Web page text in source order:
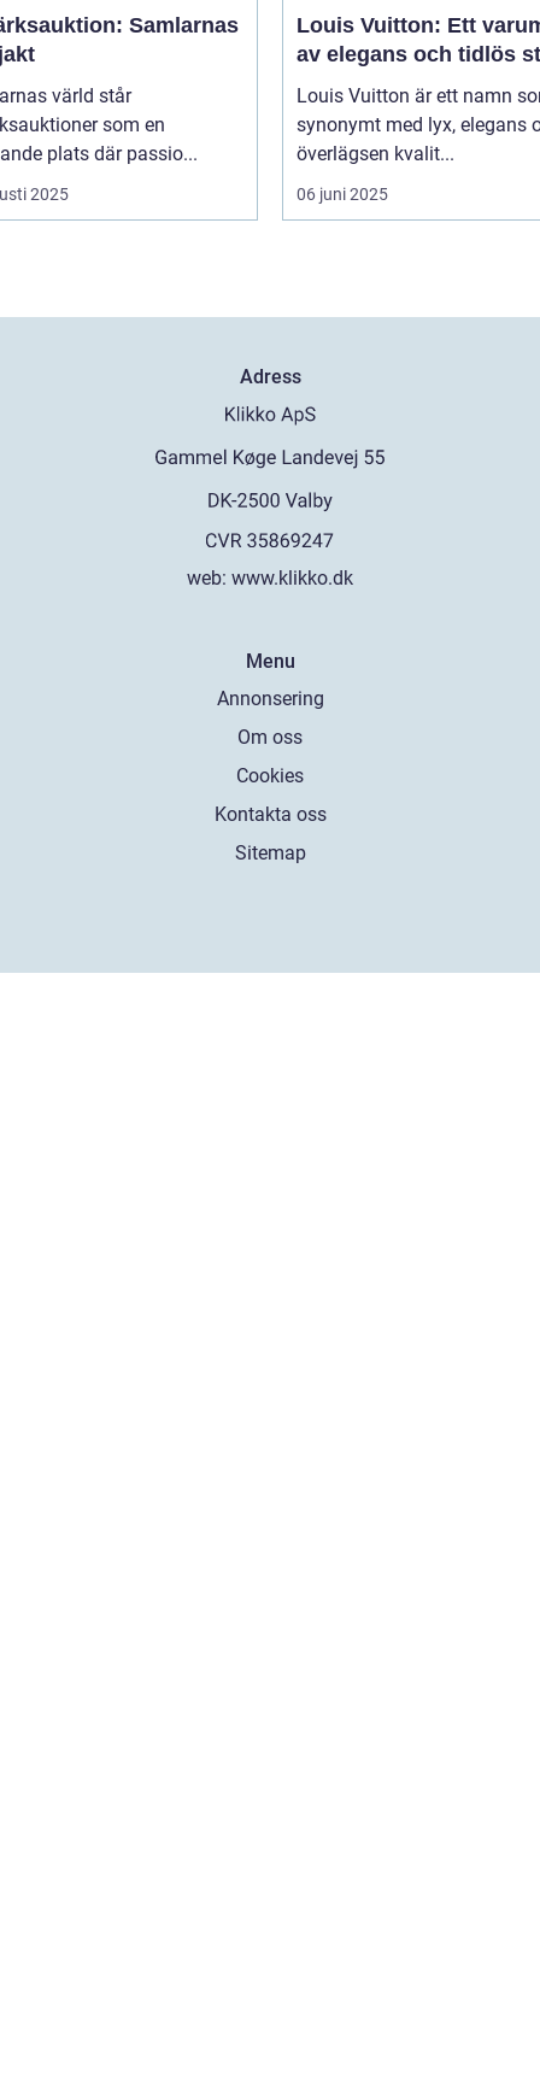
Samlarnas
värld står
som en
plats där passio...
2025
Louis Vuitton: Ett
av elegans och tidlös
Louis Vuitton är ett namn
synonymt med lyx, elegans
överlägsen kvalit...
06 juni 2025
Adress
web: www.klikko.dk
Menu
Annonsering
Om oss
Cookies
Kontakta oss
Sitemap